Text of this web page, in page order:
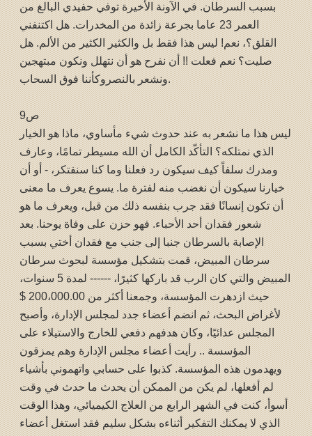
بسبب السرطان. في الآونة الأخيرة توفي حفيدي البالغ من
العمر 23 عاما بجرعة زائدة من المخدرات. هل اكتنفني
القلق؟، نعم! ليس هذا فقط بل والكثير الكثير من الألم. هل
صليت؟ نعم فعلت !! أن نفرح هو أن نتهلل ونكون مبتهجين
ونشعر بالنصروكأننا فوق السحاب.
ص9
ليس هذا ما نشعر به عند حدوث شيء مأساوي، ماذا هو الخيار
الذي نمتلكه؟ التأكّد الكامل أن الله مسيطر تمامًا، وعارف
ومدرك سلفاً كيف سيكون رد فعلنا وما كنا سنفتكر، - أو أن
خيارنا سيكون أن نغضب منه لفترة ما. يسوع يعرف ما معنى
أن تكون إنسانًا فقد جرب بنفسه ذلك من قبل، ويعرف ما هو
شعور فقدان أحد الأحباء. فهو حزن على وفاة يوحنا. بعد
الإصابة بالسرطان جنبا إلى جنب مع فقدان أختي بسبب
سرطان المبيض، قمت بتشكيل مؤسسة لبحوث سرطان
المبيض والتي كان الرب قد باركها كثيرًا، ------ لمدة 5 سنوات،
حيث ازدهرت المؤسسة، وجمعنا أكثر من 200،000.00 $
لأغراض البحث، ثم انضم أعضاء جدد لمجلس الإدارة، وأصبح
المجلس عدائيًا، وكان هدفهم دفعي للخارج والاستيلاء على
المؤسسة .. رأيت أعضاء مجلس الإدارة وهم يمزقون
ويهدمون هذه المؤسسة. كذبوا على حسابي واتهموني بأشياء
لم أفعلها، لم يكن من الممكن أن يحدث ما حدث في وقت
أسوأ، كنت في الشهر الرابع من العلاج الكيميائي، وهذا الوقت
الذي لا يمكنك التفكير أثناءه بشكل سليم فقد استغل أعضاء